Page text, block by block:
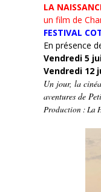
LA
un film de
FESTIVAL
En présence
Vendredi 5
Vendredi 12
Un jour, la
aventures de
Production : La